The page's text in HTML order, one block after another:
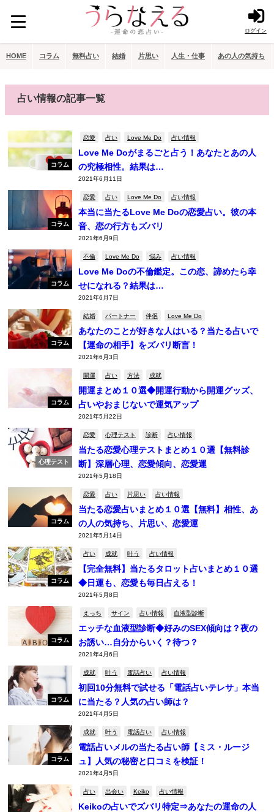
ログイン
HOME コラム 無料占い 結婚 片思い 人生・仕事 あの人の気持ち
占い情報の記事一覧
コラム
恋愛 占い Love Me Do 占い情報
Love Me Doがまるごと占う！あなたとあの人
の究極相性。結果は…
2021年6月11日
コラム
恋愛 占い Love Me Do 占い情報
本当に当たるLove Me Doの恋愛占い。彼の本
音、恋の行方もズバリ
2021年6月9日
コラム
不倫 Love Me Do 悩み 占い情報
Love Me Doの不倫鑑定。この恋、諦めたら幸
せになれる？結果は…
2021年6月7日
コラム
結婚 パートナー 伴侶 Love Me Do
あなたのことが好きな人はいる？当たる占いで
【運命の相手】をズバリ断言！
2021年6月3日
コラム
開運 占い 方法 成就
開運まとめ１０選◆開運行動から開運グッズ、
占いやおまじないで運気アップ
2021年5月22日
心理テスト
恋愛 心理テスト 診断 占い情報
当たる恋愛心理テストまとめ１０選【無料診
断】深層心理、恋愛傾向、恋愛運
2021年5月18日
コラム
恋愛 占い 片思い 占い情報
当たる恋愛占いまとめ１０選【無料】相性、あ
の人の気持ち、片思い、恋愛運
2021年5月14日
コラム
占い 成就 叶う 占い情報
【完全無料】当たるタロット占いまとめ１０選
◆日運も、恋愛も毎日占える！
2021年5月8日
コラム
えっち サイン 占い情報 血液型診断
エッチな血液型診断◆好みのSEX傾向は？夜の
お誘い…自分からいく？待つ？
2021年4月6日
コラム
成就 叶う 電話占い 占い情報
初回10分無料で試せる「電話占いテレサ」本当
に当たる？人気の占い師は？
2021年4月5日
コラム
成就 叶う 電話占い 占い情報
電話占いメルの当たる占い師【ミス・ルージ
ュ】人気の秘密と口コミを検証！
2021年4月5日
占い 出会い Keiko 占い情報
Keikoの占いでズバリ特定⇒あなたの運命の人